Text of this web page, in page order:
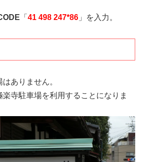
「 41 498 247*86 」を入力。
ありません。
寺駐車場を利用することになりま